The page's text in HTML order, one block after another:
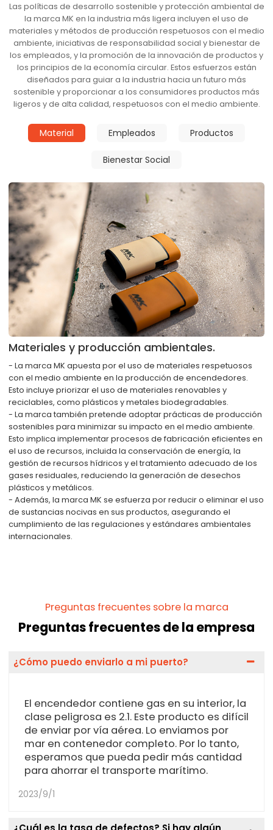
Las políticas de desarrollo sostenible y protección ambiental de
la marca MK en la industria más ligera incluyen el uso de
materiales y métodos de producción respetuosos con el medio
ambiente, iniciativas de responsabilidad social y bienestar de
los empleados, y la promoción de la innovación de productos y
los principios de la economía circular. Estos esfuerzos están
diseñados para guiar a la industria hacia un futuro más
sostenible y proporcionar a los consumidores productos más
ligeros y de alta calidad, respetuosos con el medio ambiente.
Material Empleados Productos
Bienestar Social
Materiales y producción ambientales.
- La marca MK apuesta por el uso de materiales respetuosos
con el medio ambiente en la producción de encendedores.
Esto incluye priorizar el uso de materiales renovables y
reciclables, como plásticos y metales biodegradables.
- La marca también pretende adoptar prácticas de producción
sostenibles para minimizar su impacto en el medio ambiente.
Esto implica implementar procesos de fabricación eficientes en
el uso de recursos, incluida la conservación de energía, la
gestión de recursos hídricos y el tratamiento adecuado de los
gases residuales, reduciendo la generación de desechos
plásticos y metálicos.
- Además, la marca MK se esfuerza por reducir o eliminar el uso
de sustancias nocivas en sus productos, asegurando el
cumplimiento de las regulaciones y estándares ambientales
internacionales.
Preguntas frecuentes sobre la marca
Preguntas frecuentes de la empresa
¿Cómo puedo enviarlo a mi puerto?
El encendedor contiene gas en su interior, la
clase peligrosa es 2.1. Este producto es difícil
de enviar por vía aérea. Lo enviamos por
mar en contenedor completo. Por lo tanto,
esperamos que pueda pedir más cantidad
para ahorrar el transporte marítimo.
2023/9/1